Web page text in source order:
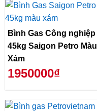
Bình Gas Công nghiệp
45kg Saigon Petro Màu
Xám
1950000₫